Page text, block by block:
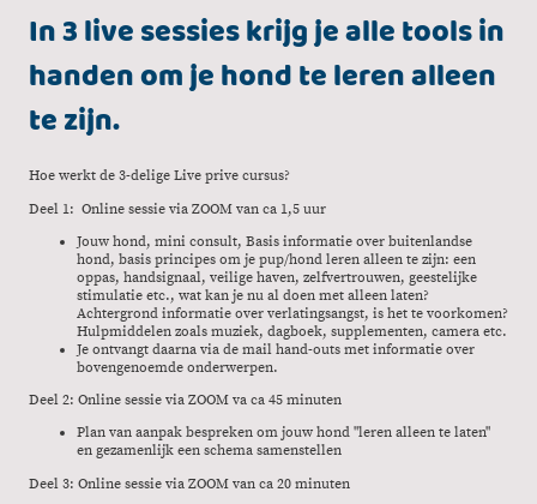
In 3 live sessies krijg je alle tools in
handen om je hond te leren alleen
te zijn.
Hoe werkt de 3-delige Live prive cursus?
Deel 1: Online sessie via ZOOM van ca 1,5 uur
Jouw hond, mini consult, Basis informatie over buitenlandse
hond, basis principes om je pup/hond leren alleen te zijn: een
oppas, handsignaal, veilige haven, zelfvertrouwen, geestelijke
stimulatie etc., wat kan je nu al doen met alleen laten?
Achtergrond informatie over verlatingsangst, is het te voorkomen?
Hulpmiddelen zoals muziek, dagboek, supplementen, camera etc.
Je ontvangt daarna via de mail hand-outs met informatie over
bovengenoemde onderwerpen.
Deel 2: Online sessie via ZOOM va ca 45 minuten
Plan van aanpak bespreken om jouw hond "leren alleen te laten"
en gezamenlijk een schema samenstellen
Deel 3: Online sessie via ZOOM van ca 20 minuten